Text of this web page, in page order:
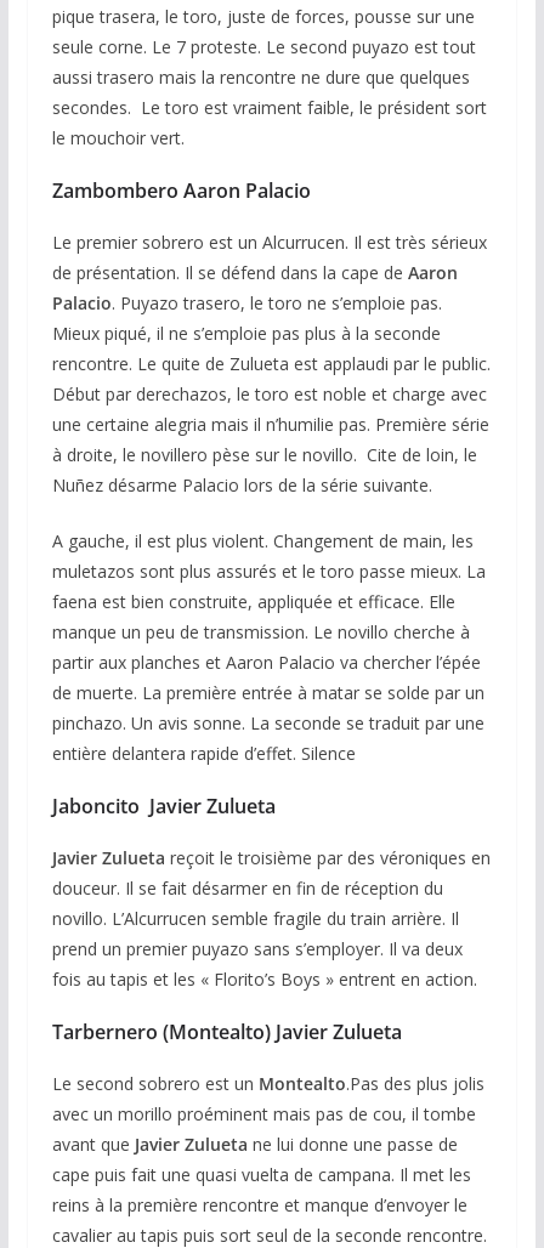
pique trasera, le toro, juste de forces, pousse sur une
seule corne. Le 7 proteste. Le second puyazo est tout
aussi trasero mais la rencontre ne dure que quelques
secondes. Le toro est vraiment faible, le président sort
le mouchoir vert.
Zambombero Aaron Palacio
Le premier sobrero est un Alcurrucen. Il est très sérieux
de présentation. Il se défend dans la cape de Aaron
Palacio. Puyazo trasero, le toro ne s’emploie pas.
Mieux piqué, il ne s’emploie pas plus à la seconde
rencontre. Le quite de Zulueta est applaudi par le public.
Début par derechazos, le toro est noble et charge avec
une certaine alegria mais il n’humilie pas. Première série
à droite, le novillero pèse sur le novillo. Cite de loin, le
Nuñez désarme Palacio lors de la série suivante.
A gauche, il est plus violent. Changement de main, les
muletazos sont plus assurés et le toro passe mieux. La
faena est bien construite, appliquée et efficace. Elle
manque un peu de transmission. Le novillo cherche à
partir aux planches et Aaron Palacio va chercher l’épée
de muerte. La première entrée à matar se solde par un
pinchazo. Un avis sonne. La seconde se traduit par une
entière delantera rapide d’effet. Silence
Jaboncito Javier Zulueta
Javier Zulueta reçoit le troisième par des véroniques en
douceur. Il se fait désarmer en fin de réception du
novillo. L’Alcurrucen semble fragile du train arrière. Il
prend un premier puyazo sans s’employer. Il va deux
fois au tapis et les « Florito’s Boys » entrent en action.
Tarbernero (Montealto) Javier Zulueta
Le second sobrero est un Montealto.Pas des plus jolis
avec un morillo proéminent mais pas de cou, il tombe
avant que Javier Zulueta ne lui donne une passe de
cape puis fait une quasi vuelta de campana. Il met les
reins à la première rencontre et manque d’envoyer le
cavalier au tapis puis sort seul de la seconde rencontre.